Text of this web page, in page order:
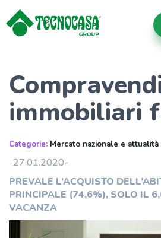
immobiliari
Categorie: Mercato nazionale e attualità
-27.01.2020-
PREVALE L’ACQUISTO
PRINCIPALE (74,6%), SOLO IL
VACANZA